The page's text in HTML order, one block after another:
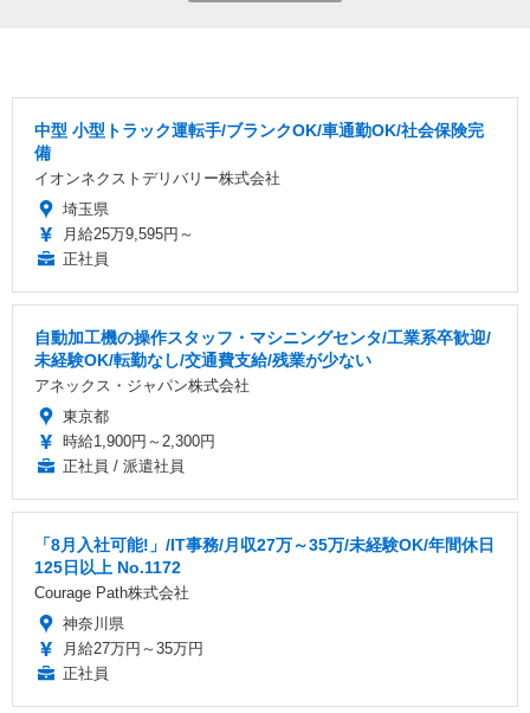
中型 小型トラック運転手/ブランクOK/車通勤OK/社会保険完
備
イオンネクストデリバリー株式会社
埼玉県
月給25万9,595円～
正社員
自動加工機の操作スタッフ・マシニングセンタ/工業系卒歓迎/
未経験OK/転勤なし/交通費支給/残業が少ない
アネックス・ジャパン株式会社
東京都
時給1,900円～2,300円
正社員 / 派遣社員
「8月入社可能!」/IT事務/月収27万～35万/未経験OK/年間休日
125日以上 No.1172
Courage Path株式会社
神奈川県
月給27万円～35万円
正社員